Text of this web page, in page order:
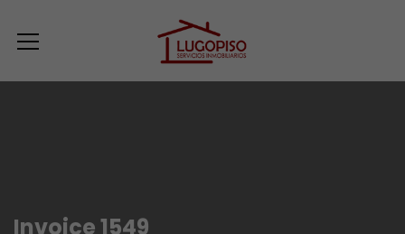
Invoice 1549